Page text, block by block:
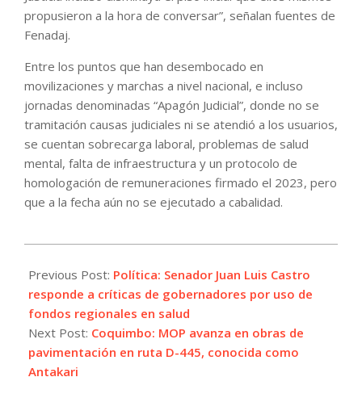
propusieron a la hora de conversar”, señalan fuentes de
Fenadaj.
Entre los puntos que han desembocado en
movilizaciones y marchas a nivel nacional, e incluso
jornadas denominadas “Apagón Judicial”, donde no se
tramitación causas judiciales ni se atendió a los usuarios,
se cuentan sobrecarga laboral, problemas de salud
mental, falta de infraestructura y un protocolo de
homologación de remuneraciones firmado el 2023, pero
que a la fecha aún no se ejecutado a cabalidad.
05-
02
Previous Post: Política: Senador Juan Luis Castro
responde a críticas de gobernadores por uso de
fondos regionales en salud
Next Post: Coquimbo: MOP avanza en obras de
pavimentación en ruta D-445, conocida como
Antakari